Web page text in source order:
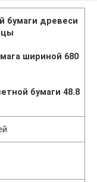
бумаги древеси
шириной 680
бумаги 48.8